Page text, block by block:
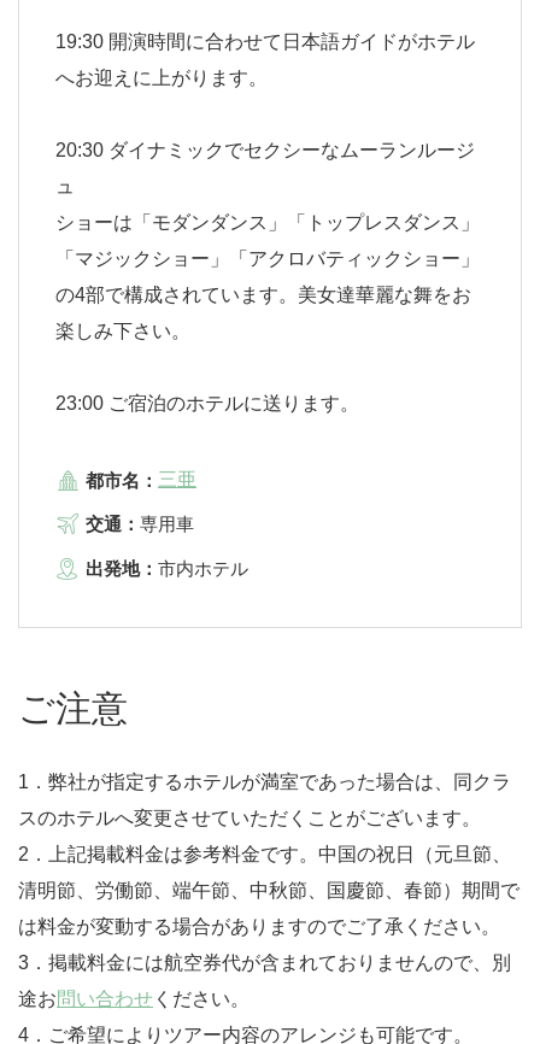
19:30 開演時間に合わせて日本語ガイドがホテル
へお迎えに上がります。
20:30 ダイナミックでセクシーなムーランルージ
ュ
ショーは「モダンダンス」「トップレスダンス」
「マジックショー」「アクロバティックショー」
の4部で構成されています。美女達華麗な舞をお
楽しみ下さい。
23:00 ご宿泊のホテルに送ります。
都市名： 三亜
交通： 専用車
出発地： 市内ホテル
ご注意
1．弊社が指定するホテルが満室であった場合は、同クラ
スのホテルへ変更させていただくことがございます。
2．上記掲載料金は参考料金です。中国の祝日（元旦節、
清明節、労働節、端午節、中秋節、国慶節、春節）期間で
は料金が変動する場合がありますのでご了承ください。
3．掲載料金には航空券代が含まれておりませんので、別
途お問い合わせ ください。
4．ご希望によりツアー内容のアレンジも可能です。